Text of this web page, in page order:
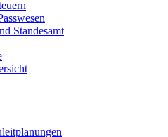
Standesamt